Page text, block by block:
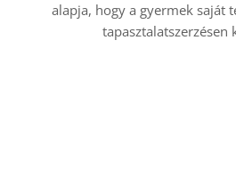
alapja, hogy a gyermek saját
tapasztalatszerzésen